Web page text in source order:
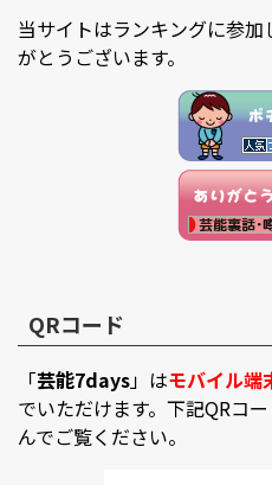
当サイトはランキングに参加
がとうございます。
QRコード
「芸能7days」はモバイル端
でいただけます。下記QRコ
んでご覧ください。